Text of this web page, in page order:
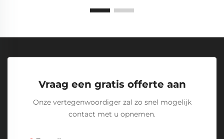
Vraag een gratis offerte aan
Onze vertegenwoordiger zal zo snel mogelijk
contact met u opnemen.